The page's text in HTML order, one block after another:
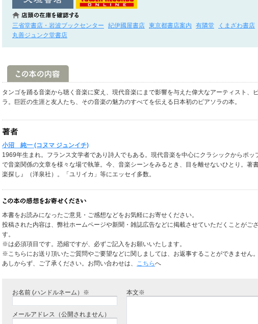
三省堂書店・岩波ブックセンター 紀伊國屋書店 東京都書店案内 有隣堂
くまざわ書店
丸善ジュンク堂書店
タンゴを踊る音楽から聴く音楽に変え、現代音楽にまで影響を与えた偉大なアーティスト、
ラ。巨匠の生涯と友人たち、その音楽の魅力のすべてを伝える日本初のピアソラの本。
小沼 純一 (コヌマ ジュンイチ)
1969年生まれ。フランス文学者であり詩人でもある。現代音楽を中心にクラシックからポッ
で音楽関係の文章を様々な場で執筆。今、音楽シーンをみるとき、目を離せないひとり。著
楽探し』（洋泉社）。「ユリイカ」等にエッセイ多数。
本書をお読みになったご意見・ご感想などをお気軽にお寄せください。
投稿された内容は、弊社ホームページや新聞・雑誌広告などに掲載させていただくことがご
す。
※は必須項目です。恐縮ですが、必ずご記入をお願いいたします。
※こちらにお送り頂いたご質問やご要望などに関しましては、お返事することができません。
あしからず、ご了承ください。お問い合わせは、 こちらへ
お名前 (ハンドルネーム）※
メールアドレス（公開されません）
本文※